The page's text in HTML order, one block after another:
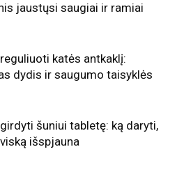
jaustųsi saugiai ir ramiai
katės antkaklį:
dydis ir saugumo taisyklės
šuniui tabletę: ką daryti,
išspjauna